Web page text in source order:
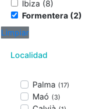
Ibiza (8)
Formentera (2)
Limpiar
Localidad
Palma (17)
Maó (3)